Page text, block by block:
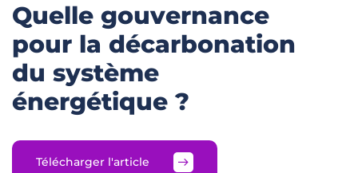
Quelle gouvernance
pour la décarbonation
du système
énergétique ?
Télécharger l'article